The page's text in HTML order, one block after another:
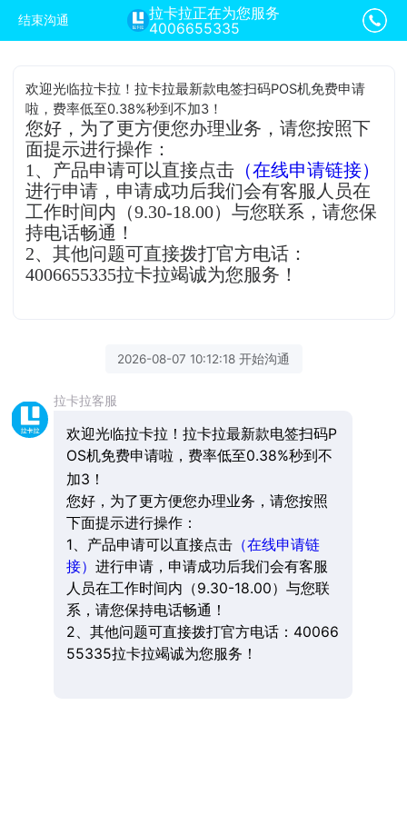
结束沟通
拉卡拉正在为您服务
4006655335
欢迎光临拉卡拉！拉卡拉最新款电签扫码POS机免费申请
啦，费率低至0.38%秒到不加3！
您好，为了更方便您办理业务，请您按照下
面提示进行操作：
1、产品申请可以直接点击 （在线申请链接）
进行申请，申请成功后我们会有客服人员在
工作时间内（9.30-18.00）与您联系，请您保
持电话畅通！
2、其他问题可直接拨打官方电话：
4006655335拉卡拉竭诚为您服务！
2026-08-07 10:12:18 开始沟通
拉卡拉客服
欢迎光临拉卡拉！拉卡拉最新款电签扫码P
OS机免费申请啦，费率低至0.38%秒到不
加3！
您好，为了更方便您办理业务，请您按照
下面提示进行操作：
1、产品申请可以直接点击（在线申请链
接） 进行申请，申请成功后我们会有客服
人员在工作时间内（9.30-18.00）与您联
系，请您保持电话畅通！
2、其他问题可直接拨打官方电话：40066
55335拉卡拉竭诚为您服务！